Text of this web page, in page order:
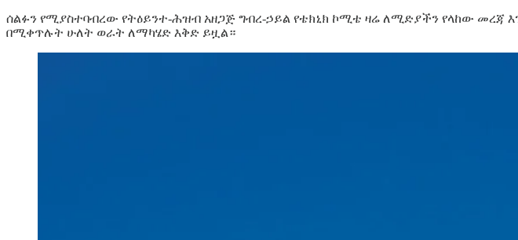
ሰልፉን የሚያስተባብረው የትዕይንተ-ሕዝብ አዘጋጅ ግብረ-ኃይል የቴክኒክ ኮሚቴ ዛሬ ለሚድያችን የላከው
በሚቀጥሉት ሁለት ወራት ለማካሄድ እቅድ ይዟል።